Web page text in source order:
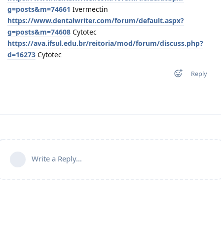
g=posts&m=74661 Ivermectin
https://www.dentalwriter.com/forum/default.aspx?
g=posts&m=74608 Cytotec
https://ava.ifsul.edu.br/reitoria/mod/forum/discuss.php?
d=16273 Cytotec
Reply
Write a Reply...